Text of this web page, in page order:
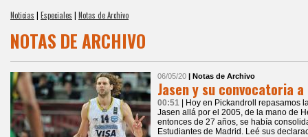
Noticias | Especiales | Notas de Archivo
NOTAS DE ARCHIVO
06/05/20 | Notas de Archivo
Jasen y su convocatoria
00:51
| Hoy en Pickandroll repasamos
Jasen allá por el 2005, de la mano de
entonces de 27 años, se había
Estudiantes de Madrid. Leé sus